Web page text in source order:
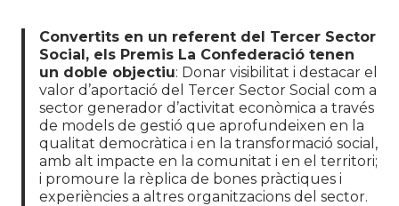
Convertits en un referent del Tercer Sector
Social, els Premis La Confederació tenen
un doble objectiu: Donar visibilitat i destacar el
valor d’aportació del Tercer Sector Social com a
sector generador d’activitat econòmica a través
de models de gestió que aprofundeixen en la
qualitat democràtica i en la transformació social,
amb alt impacte en la comunitat i en el territori;
i promoure la rèplica de bones pràctiques i
experiències a altres organitzacions del sector.